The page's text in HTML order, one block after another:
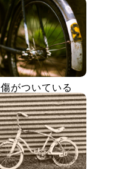
傷がついている